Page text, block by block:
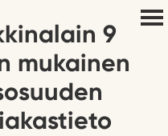
9
mukainen